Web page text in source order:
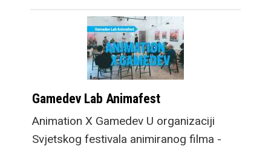
Gamedev Lab Animafest
Animation X Gamedev U organizaciji
Svjetskog festivala animiranog filma -